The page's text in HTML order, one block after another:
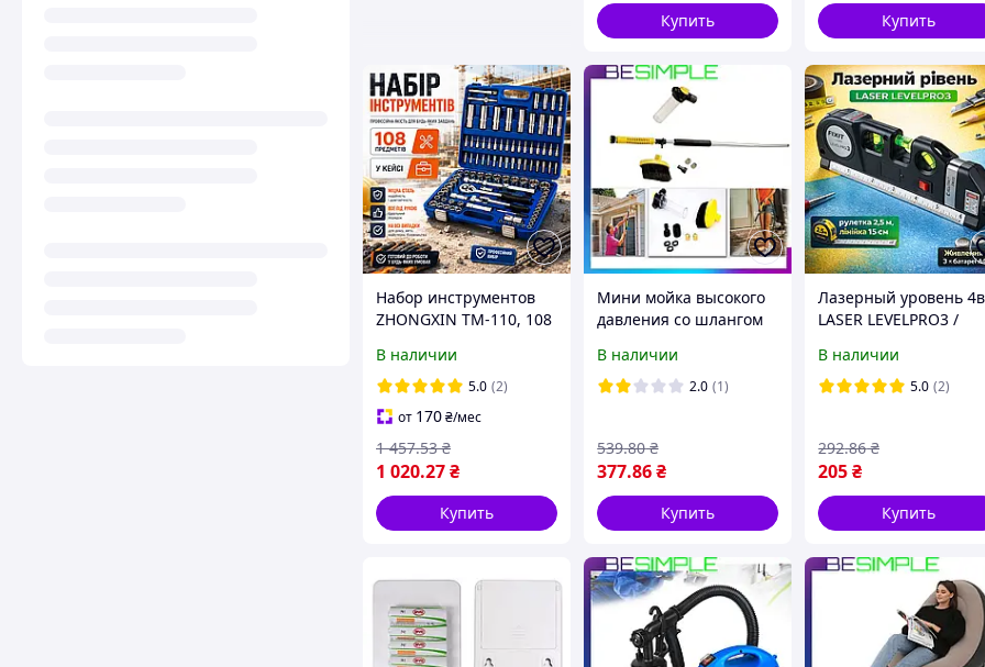
Купить Купить
Набор инструментов
ZHONGXIN TM-110, 108
Универсальный
комплект
инструментов в кейсе
для авто
В наличии
5.0 (2)
от 170₴/мес
1 020.27₴
1 457.53 ₴
Купить
Мини мойка высокого
давления со шлангом
В наличии
2.0 (1)
377.86₴
539.80 ₴
Купить
Лазерный уровень
LASER LEVELPRO3 /
Нивелир со
встроенной рулеткой /
В наличии
5.0 (2)
205₴
292.86 ₴
Купить